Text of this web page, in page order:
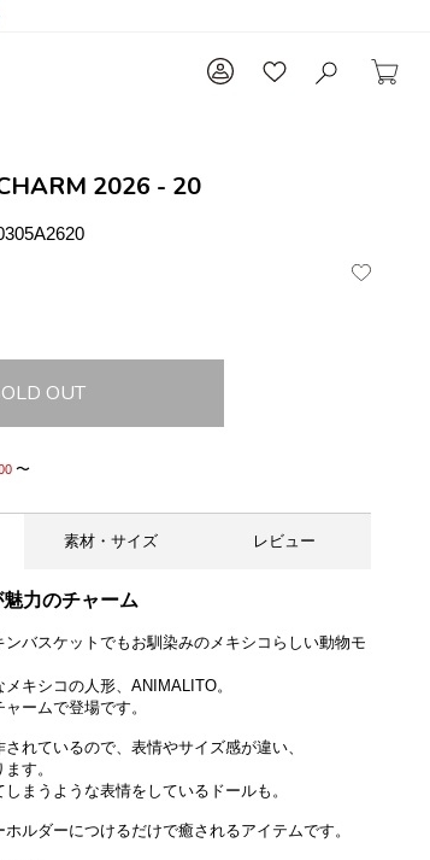
2026 - 20
OUT
〜
素材・サイズ レビュー
力のチャーム
バスケットでもお馴染みのメキシコらしい動物モ
キシコの人形、ANIMALITO。
ームで登場です。
れているので、表情やサイズ感が違い、
す。
まうような表情をしているドールも。
ルダーにつけるだけで癒されるアイテムです。